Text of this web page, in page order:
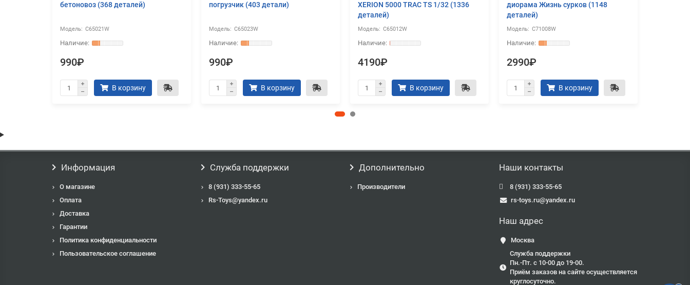
бетоновоз (368 деталей)
C65021W
990₽
В корзину
погрузчик (403 детали)
C65023W
990₽
В корзину
XERION 5000 TRAC TS 1/32 (1336
деталей)
C65012W
4190₽
В корзину
диорама Жизнь сурков (1148
деталей)
C71008W
2990₽
В корзину
Информация
О магазине
Оплата
Доставка
Гарантии
Политика конфиденциальности
Пользовательское соглашение
Служба поддержки
8 (931) 333-55-65
Rs-Toys@yandex.ru
Дополнительно
Производители
Наши контакты
8 (931) 333-55-65
rs-toys.ru@yandex.ru
Наш адрес
Москва
Служба поддержки
Пн.-Пт. с 10-00 до 19-00.
Приём заказов на сайте осуществляется
круглосуточно.